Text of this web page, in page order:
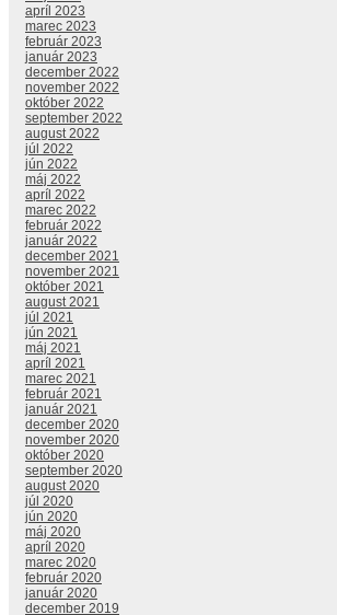
apríl 2023
marec 2023
február 2023
január 2023
december 2022
november 2022
október 2022
september 2022
august 2022
júl 2022
jún 2022
máj 2022
apríl 2022
marec 2022
február 2022
január 2022
december 2021
november 2021
október 2021
august 2021
júl 2021
jún 2021
máj 2021
apríl 2021
marec 2021
február 2021
január 2021
december 2020
november 2020
október 2020
september 2020
august 2020
júl 2020
jún 2020
máj 2020
apríl 2020
marec 2020
február 2020
január 2020
december 2019